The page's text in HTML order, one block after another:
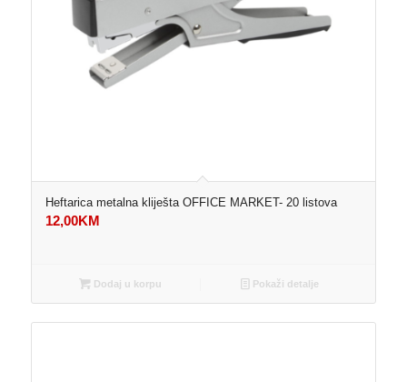
Heftarica metalna kliješta OFFICE MARKET- 20 listova
12,00KM
Dodaj u korpu Pokaži detalje